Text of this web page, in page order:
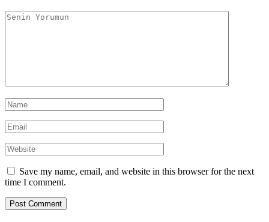
Save my name, email, and website in this browser for the next
time I comment.